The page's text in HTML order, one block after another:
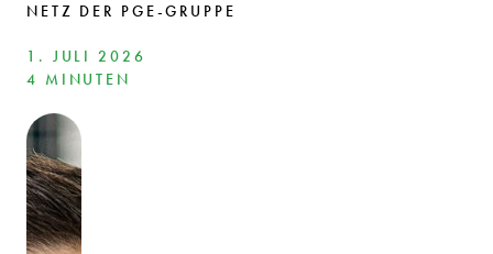
NETZ DER PGE-GRUPPE
1. JULI 2026
4 MINUTEN